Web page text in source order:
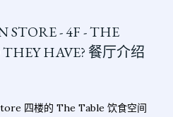
STORE - 4F - THE
HAVE? 餐厅介绍
四楼的 The Table 饮食空间